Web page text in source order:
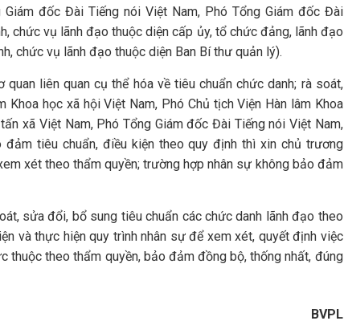
đốc Đài Tiếng nói Việt Nam, Phó Tổng Giám đốc Đài
chức vụ lãnh đạo thuộc diện cấp ủy, tổ chức đảng, lãnh đạo
chức vụ lãnh đạo thuộc diện Ban Bí thư quản lý).
liên quan cụ thể hóa về tiêu chuẩn chức danh; rà soát,
học xã hội Việt Nam, Phó Chủ tịch Viện Hàn lâm Khoa
xã Việt Nam, Phó Tổng Giám đốc Đài Tiếng nói Việt Nam,
đảm tiêu chuẩn, điều kiện theo quy định thì xin chủ trương
xét theo thẩm quyền; trường hợp nhân sự không bảo đảm
sửa đổi, bổ sung tiêu chuẩn các chức danh lãnh đạo theo
và thực hiện quy trình nhân sự để xem xét, quyết định việc
theo thẩm quyền, bảo đảm đồng bộ, thống nhất, đúng
BVPL